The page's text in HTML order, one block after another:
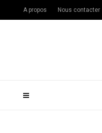
A propos Nous contacter